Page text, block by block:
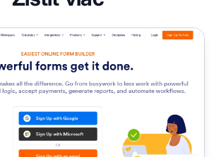
Jotform